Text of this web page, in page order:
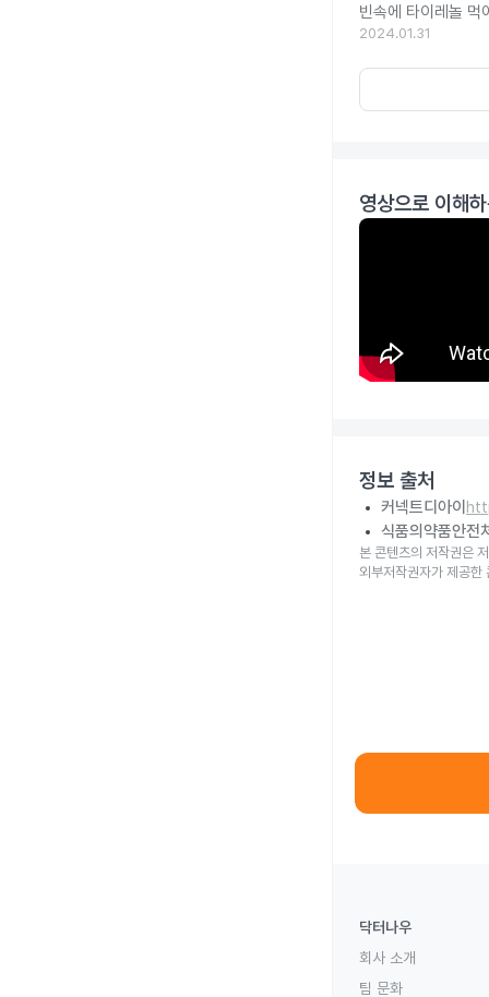
빈속에 타이레놀 먹
2024.01.31
영상으로 이해
정보 출처
커넥트디아이
식품의약품안전
본 콘텐츠의 저작권은
외부저작권자가 제공한
닥터나우
회사 소개
팀 문화